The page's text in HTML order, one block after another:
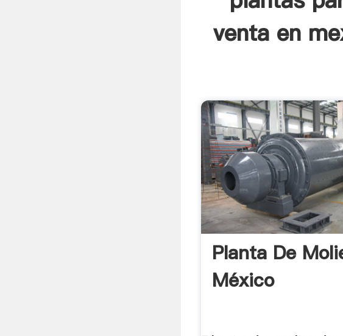
venta en
Planta De
México